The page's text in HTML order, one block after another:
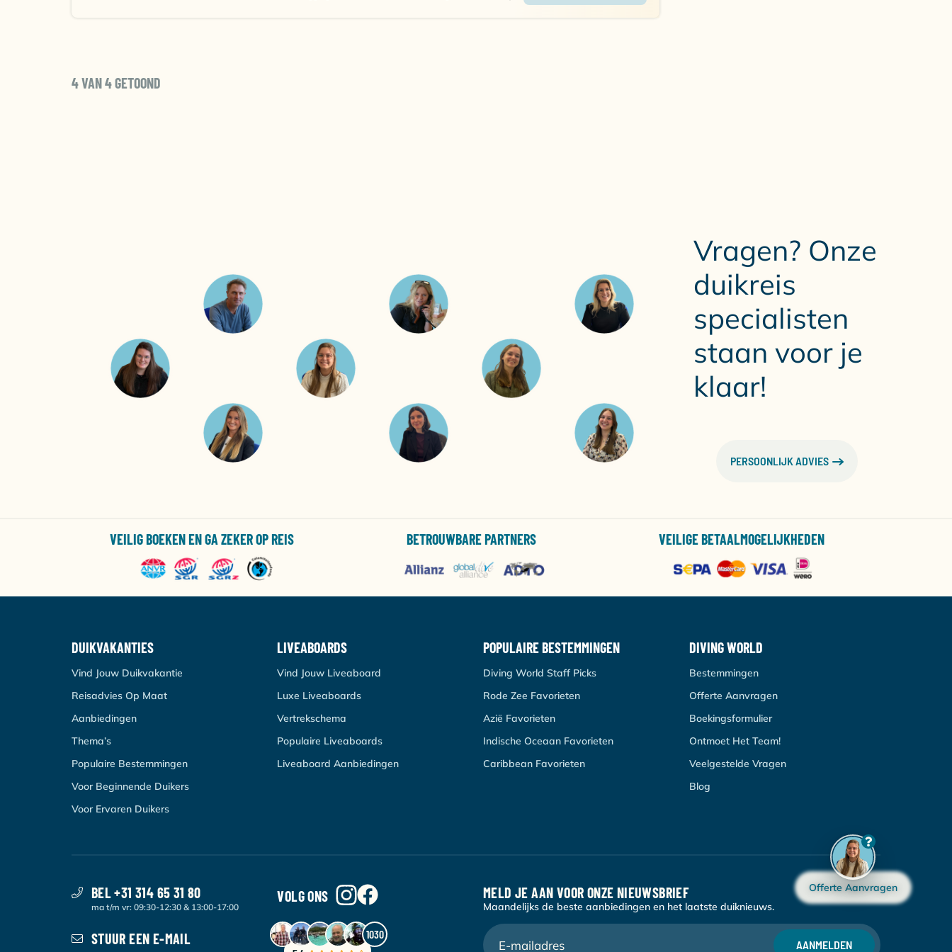
4 VAN 4 GETOOND
Vragen? Onze
duikreis
specialisten
staan voor je
klaar!
PERSOONLIJK ADVIES
Offerte Aanvragen
VEILIG BOEKEN EN GA ZEKER OP REIS BETROUWBARE PARTNERS VEILIGE BETAALMOGELIJKHEDEN
DUIKVAKANTIES
Vind Jouw Duikvakantie
Reisadvies Op Maat
Aanbiedingen
Thema’s
Populaire Bestemmingen
Voor Beginnende Duikers
Voor Ervaren Duikers
LIVEABOARDS
Vind Jouw Liveaboard
Luxe Liveaboards
Vertrekschema
Populaire Liveaboards
Liveaboard Aanbiedingen
POPULAIRE BESTEMMINGEN
Diving World Staff Picks
Rode Zee Favorieten
Azië Favorieten
Indische Oceaan Favorieten
Caribbean Favorieten
DIVING WORLD
Bestemmingen
Offerte Aanvragen
Boekingsformulier
Ontmoet Het Team!
Veelgestelde Vragen
Blog
BEL +31 314 65 31 80
ma t/m vr: 09:30-12:30 & 13:00-17:00
STUUR EEN E-MAIL
VOLG ONS
1030
MELD JE AAN VOOR ONZE NIEUWSBRIEF
Maandelijks de beste aanbiedingen en het laatste duiknieuws.
AANMELDEN